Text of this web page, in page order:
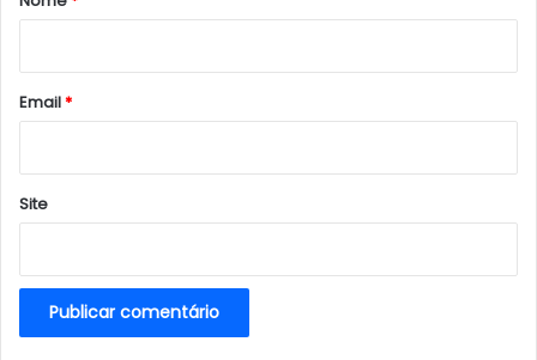
*
Email*
Site